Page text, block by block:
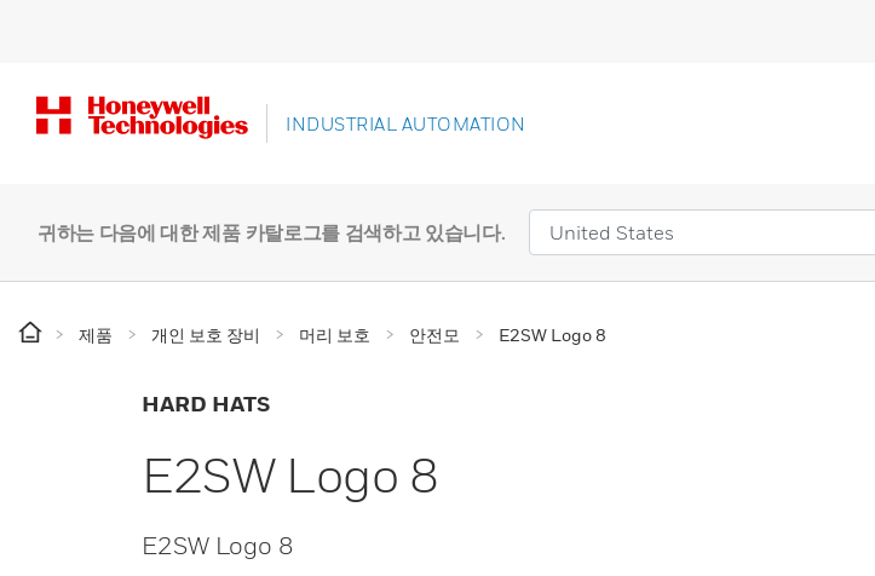
INDUSTRIAL AUTOMATION
귀하는 다음에 대한 제품 카탈로그를 검색하고 있습니다.
제품 개인 보호 장비 머리 보호 안전모 E2SW Logo 8
HARD HATS
E2SW Logo 8
E2SW Logo 8